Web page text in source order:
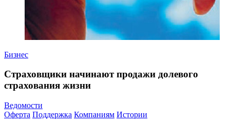
Бизнес
Страховщики начинают продажи долевого
страхования жизни
Ведомости
Оферта Поддержка Компаниям Истории